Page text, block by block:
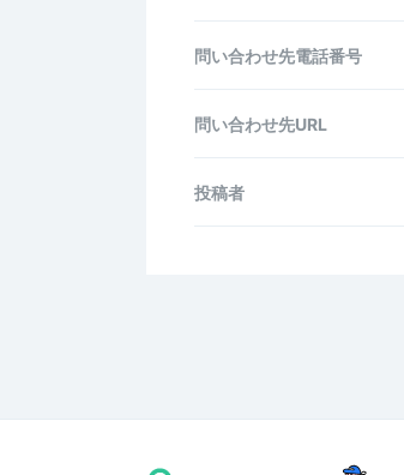
問い合わせ先電話番号
問い合わせ先URL
投稿者